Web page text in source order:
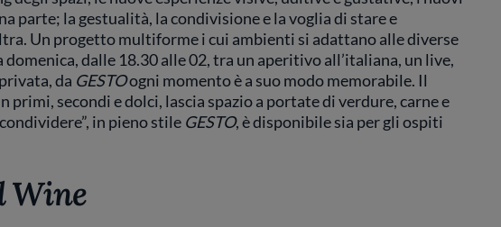
parte; la gestualità, la condivisione e la voglia di stare e
Un progetto multiforme i cui ambienti si adattano alle diverse
dalle 18.30 alle 02, tra un aperitivo all’italiana, un live,
da GESTOogni momento è a suo modo memorabile. Il
secondi e dolci, lascia spazio a portate di verdure, carne e
in pieno stile GESTO, è disponibile sia per gli ospiti
Wine